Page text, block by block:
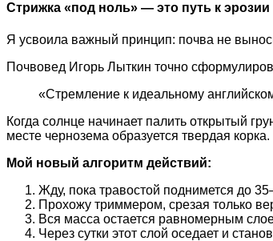
Стрижка «под ноль» — это путь к эрозии
Я усвоила важный принцип: почва не
Почвовед Игорь Лыткин точно
«Стремление к идеальному
Когда солнце начинает палить открытый
месте чернозема образуется твердая корка.
Мой новый алгоритм действий:
Жду, пока травостой поднимется до
Прохожу триммером, срезая только
Вся масса остается равномерным
Через сутки этот слой оседает и